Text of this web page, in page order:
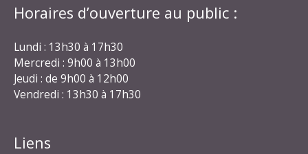
Horaires d’ouverture au public :
Lundi : 13h30 à 17h30
Mercredi : 9h00 à 13h00
Jeudi : de 9h00 à 12h00
Vendredi : 13h30 à 17h30
Liens